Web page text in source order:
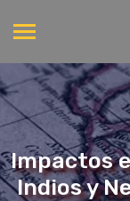
Impactos
Indios y